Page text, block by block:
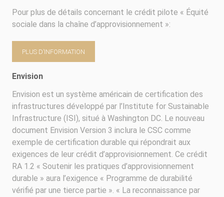
Pour plus de détails concernant le crédit pilote « Équité
sociale dans la chaîne d’approvisionnement »:
PLUS D’INFORMATION
Envision
Envision est un système américain de certification des
infrastructures développé par l’Institute for Sustainable
Infrastructure (ISI), situé à Washington DC. Le nouveau
document Envision Version 3 inclura le CSC comme
exemple de certification durable qui répondrait aux
exigences de leur crédit d’approvisionnement. Ce crédit
RA 1.2 « Soutenir les pratiques d’approvisionnement
durable » aura l’exigence « Programme de durabilité
vérifié par une tierce partie ». « La reconnaissance par